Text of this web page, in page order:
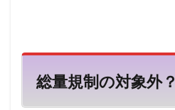
総量規制の対象外？